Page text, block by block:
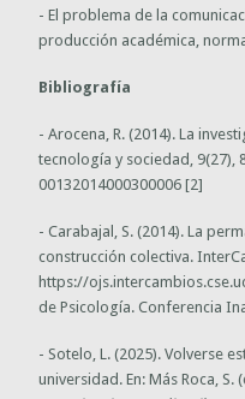
- El problema de la
producción académica,
Bibliografía
- Arocena, R. (2014). La
tecnología y sociedad,
00132014000300006 [2]
- Carabajal, S. (2014). La
construcción colectiva.
https://
de Psicología. Conferencia
- Sotelo, L. (2025). Volverse
universidad. En: Más Roca, S.